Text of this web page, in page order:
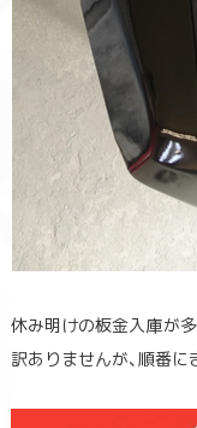
休み明けの板金入庫が
訳ありませんが、順番